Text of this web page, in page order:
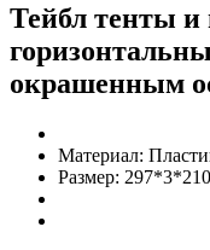
Тейбл тенты
окрашенным
Материал:
Размер: